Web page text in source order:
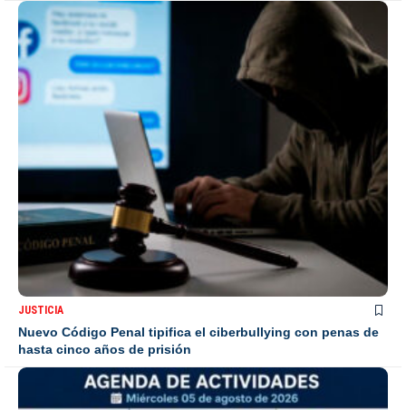
JUSTICIA
Nuevo Código Penal tipifica el ciberbullying con penas de
hasta cinco años de prisión